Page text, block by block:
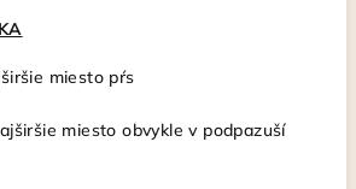
miesto pŕs
miesto obvykle v podpazuší